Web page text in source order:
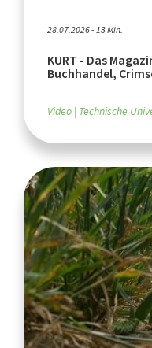
28.07.2026 - 13 Min.
KURT - Das
Buchhandel,
Video Technische